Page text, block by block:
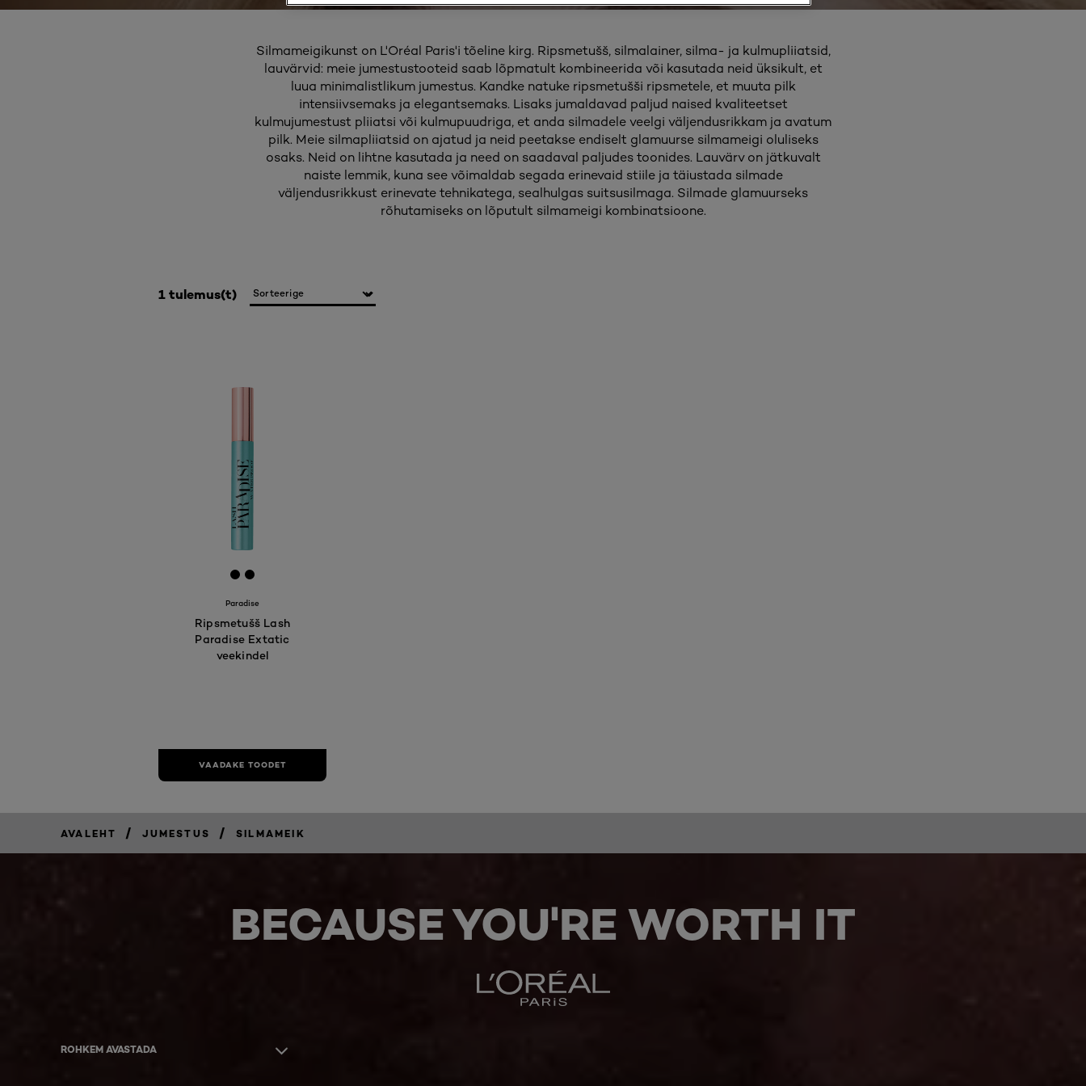
Silmameigikunst on L'Oréal Paris'i tõeline kirg. Ripsmetušš, silmalainer, silma- ja kulmupliiatsid,
lauvärvid: meie jumestustooteid saab lõpmatult kombineerida või kasutada neid üksikult, et
luua minimalistlikum jumestus. Kandke natuke ripsmetušši ripsmetele, et muuta pilk
intensiivsemaks ja elegantsemaks. Lisaks jumaldavad paljud naised kvaliteetset
kulmujumestust pliiatsi või kulmupuudriga, et anda silmadele veelgi väljendusrikkam ja avatum
pilk. Meie silmapliiatsid on ajatud ja neid peetakse endiselt glamuurse silmameigi oluliseks
osaks. Neid on lihtne kasutada ja need on saadaval paljudes toonides. Lauvärv on jätkuvalt
naiste lemmik, kuna see võimaldab segada erinevaid stiile ja täiustada silmade
väljendusrikkust erinevate tehnikatega, sealhulgas suitsusilmaga. Silmade glamuurseks
rõhutamiseks on lõputult silmameigi kombinatsioone.
1 tulemus(t)
[Color]: #000000
[Color]: #000000
Paradise
Ripsmetušš Lash
Paradise Extatic
veekindel
VAADAKE TOODET
AVALEHT / JUMESTUS / SILMAMEIK
BECAUSE YOU'RE WORTH IT
ROHKEM AVASTADA